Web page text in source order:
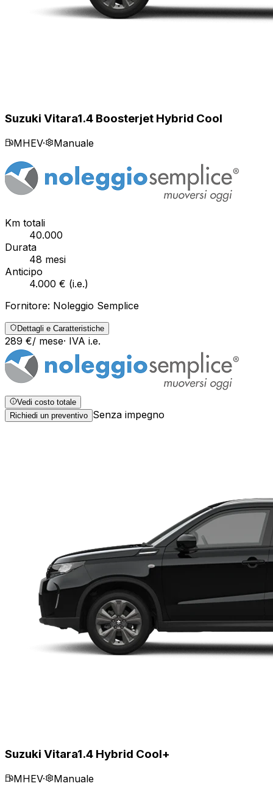
Suzuki Vitara1.4 Boosterjet Hybrid Cool
MHEV· Manuale
Km totali
40.000
Durata
48 mesi
Anticipo
4.000 € (i.e.)
Fornitore: Noleggio Semplice
Dettagli e Caratteristiche
289 €/ mese· IVA i.e.
Vedi costo totale
Richiedi un preventivo Senza impegno
Suzuki Vitara1.4 Hybrid Cool+
MHEV· Manuale